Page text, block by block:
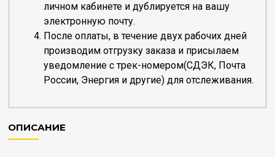
личном кабинете и дублируется на вашу
электронную почту.
После оплаты, в течение двух рабочих дней
производим отгрузку заказа и присылаем
уведомление с трек-номером(СДЭК, Почта
России, Энергия и другие) для отслеживания.
ОПИСАНИЕ